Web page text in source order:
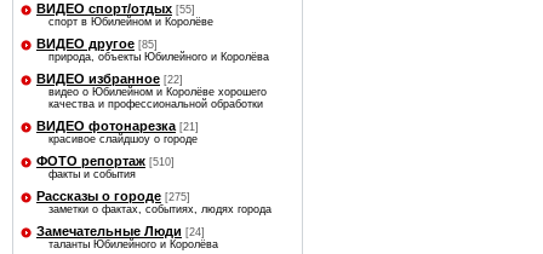
ВИДЕО спорт/отдых [55]
спорт в Юбилейном и Королёве
ВИДЕО другое [85]
природа, объекты Юбилейного и Королёва
ВИДЕО избранное [22]
видео о Юбилейном и Королёве хорошего
качества и профессиональной обработки
ВИДЕО фотонарезка [21]
красивое слайдшоу о городе
ФОТО репортаж [510]
факты и события
Рассказы о городе [275]
заметки о фактах, событиях, людях города
Замечательные Люди [24]
таланты Юбилейного и Королёва